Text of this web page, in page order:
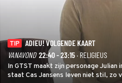
TIP
ADIEU! VOLGENDE KAART
VANAVOND 22:40 - 23:15· RELIGIEUS
In GTST maakt zijn personage Julian
staat Cas Jansens leven niet stil, zo